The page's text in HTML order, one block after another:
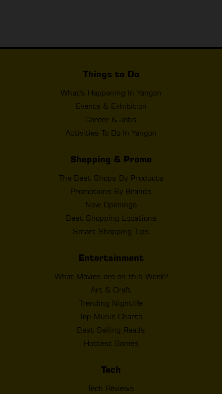
Things to Do
What's Happening In Yangon
Events & Exhibition
Career & Jobs
Activities To Do In Yangon
Shopping & Promo
The Best Shops By Products
Promotions By Brands
New Openings
Best Shopping Locations
Smart Shopping Tips
Entertainment
What Movies are on this Week?
Art & Craft
Trending Nightlife
Top Music Charts
Best Selling Reads
Hottest Games
Tech
Tech Reviews